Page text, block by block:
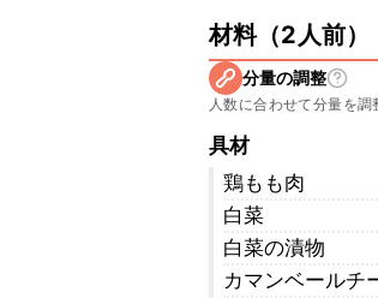
材料（2人前）
分量の調整
人数に合わせて分量を
具材
鶏もも肉
白菜
白菜の漬物
カマンベールチ